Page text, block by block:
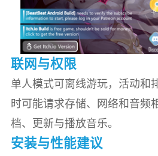
联网与权限
单人模式可离线游玩，活动和
时可能请求存储、网络和音频
档、更新与播放音乐。
安装与性能建议